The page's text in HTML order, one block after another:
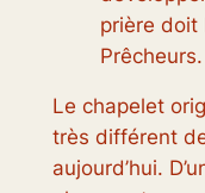
prière doit
Prêcheurs.
Le chapelet
très différent
aujourd’hui.